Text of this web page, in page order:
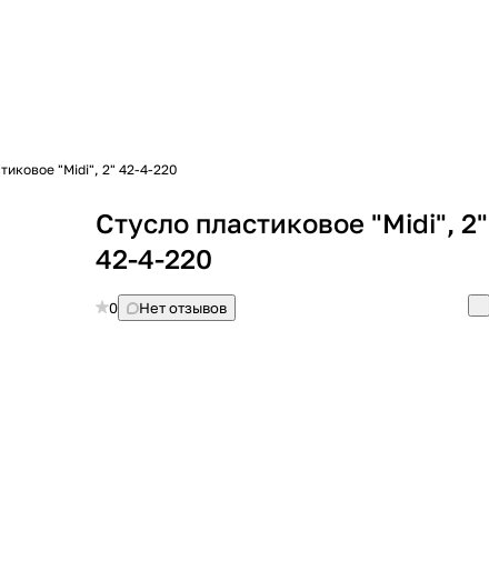
"Midi", 2" 42-4-220
Стусло пластиковое "Midi", 2"
42-4-220
0 Нет отзывов